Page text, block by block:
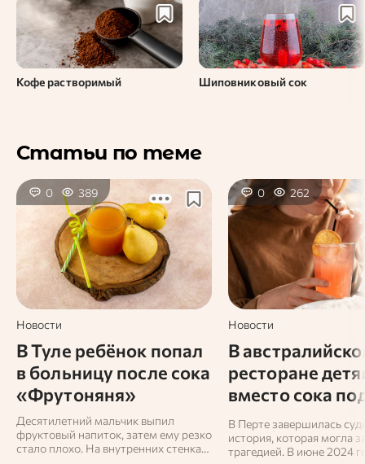
Кофе растворимый Шиповниковый сок
Статьи по теме
0 389
Новости
В Туле ребёнок попал
в больницу после сока
«Фрутоняня»
Десятилетний мальчик выпил
фруктовый напиток, затем ему резко
стало плохо. На внутренних стенках
0 262
Новости
В
ресторане
вместо сока
средство от
насекомых
В Перте завершилась
история, которая могла
трагедией. В июне 2024